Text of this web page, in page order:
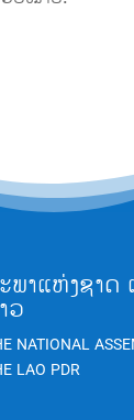
ພາແຫ່ງຊາດ
ວ
NATIONAL
LAO PDR